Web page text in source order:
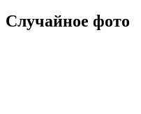
Случайное фото